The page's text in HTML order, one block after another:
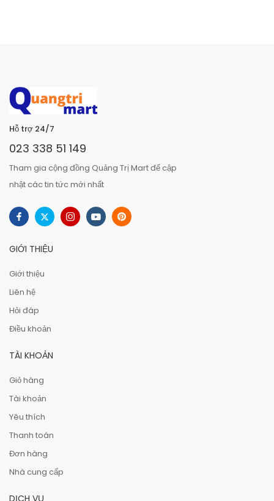
Hỗ trợ 24/7
023 338 51 149
Tham gia cộng đồng Quảng Trị Mart để cập
nhật các tin tức mới nhất
GIỚI THIỆU
Giới thiệu
Liên hệ
Hỏi đáp
Điều khoản
TÀI KHOẢN
Giỏ hàng
Tài khoản
Yêu thích
Thanh toán
Đơn hàng
Nhà cung cấp
DỊCH VỤ